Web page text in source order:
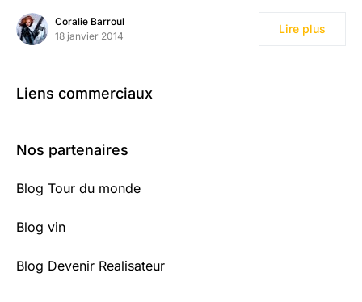
Coralie Barroul
18 janvier 2014
Lire plus
Liens commerciaux
Nos partenaires
Blog Tour du monde
Blog vin
Blog Devenir Realisateur